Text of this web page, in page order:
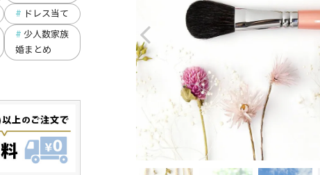
ドレス当て
少人数家族
婚まとめ